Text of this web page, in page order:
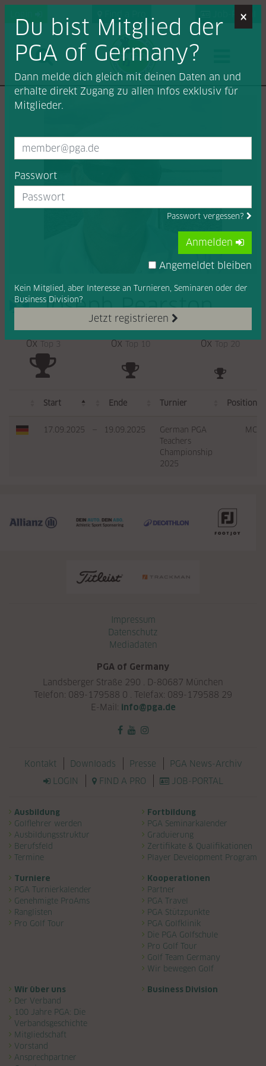
Job-Portal
Joseph Pearston
0xTop 3 0xTop 10 0xTop 20
Start Ende Turnier Position
17.09.2025 — 19.09.2025
German PGA
Teachers
Championship
2025
MC
×
Du bist Mitglied der
PGA of Germany?
Dann melde dich gleich mit deinen Daten an und
erhalte direkt Zugang zu allen Infos exklusiv für
Mitglieder.
Passwort
Passwort vergessen?
Jetzt registrieren
Kein Mitglied, aber Interesse an Turnieren, Seminaren oder der
Business Division?
Anmelden
Angemeldet bleiben
Impressum
Datenschutz
Mediadaten
PGA of Germany
Landsberger Straße 290 . D-80687 München
Telefon: 089-179588 0 . Telefax: 089-179588 29
E-Mail: info@pga.de
Navigation überspringen
Kontakt Downloads Presse
PGA News-Archiv
LOGIN
FIND A PRO JOB-PORTAL
Navigation überspringen
Ausbildung
Golflehrer werden
Ausbildungsstruktur
Berufsfeld
Termine
Fortbildung
PGA Seminarkalender
Graduierung
Zertifikate & Qualifikationen
Player Development Program
Turniere
PGA Turnierkalender
Genehmigte ProAms
Ranglisten
Pro Golf Tour
Kooperationen
Partner
PGA Travel
PGA Stützpunkte
PGA Golfklinik
Die PGA Golfschule
Pro Golf Tour
Golf Team Germany
Wir bewegen Golf
Wir über uns
Der Verband
100 Jahre PGA: Die
Verbandsgeschichte
Mitgliedschaft
Vorstand
Ansprechpartner
Business Division